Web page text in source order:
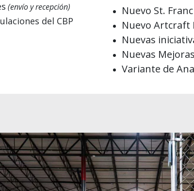
(envío y recepción)
del CBP
Nuevo St.
Nuevo Artcraft
Nuevas
Nuevas
Variante de